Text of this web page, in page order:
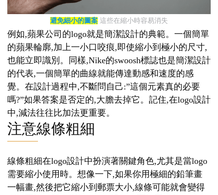
避免細小的圖案 這些在縮小時容易消失
例如,蘋果公司的logo就是簡潔設計的典範。一個簡單
的蘋果輪廓,加上一小口咬痕,即使縮小到極小的尺寸,
也能立即識別。同樣,Nike的swoosh標誌也是簡潔設計
的代表,一個簡單的曲線就能傳達動感和速度的感
覺。在設計過程中,不斷問自己:”這個元素真的必要
嗎?”如果答案是否定的,大膽去掉它。記住,在logo設計
中,減法往往比加法更重要。
注意線條粗細
線條粗細在logo設計中扮演著關鍵角色,尤其是當logo
需要縮小使用時。想像一下,如果你用極細的鉛筆畫
一幅畫,然後把它縮小到郵票大小,線條可能就會變得